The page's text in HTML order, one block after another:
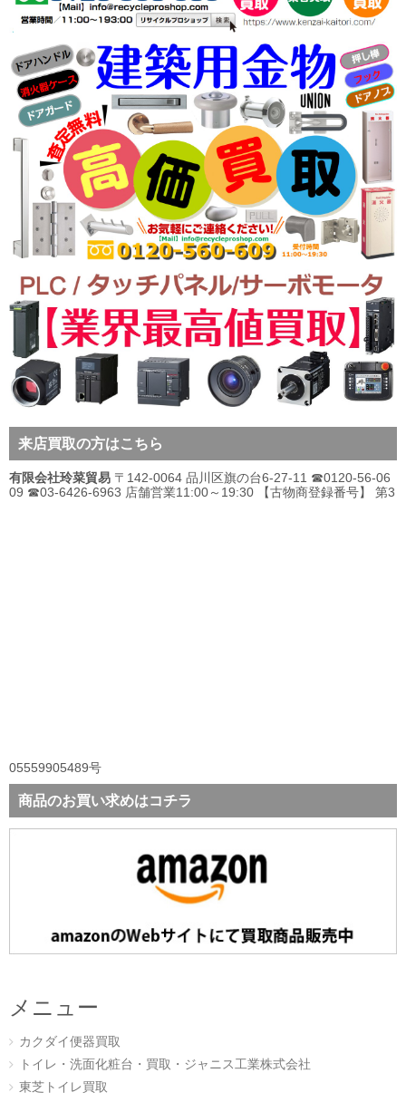
来店買取の方はこちら
有限会社玲菜貿易 〒142-0064 品川区旗の台6-27-11 ☎0120-56-06
09 ☎03-6426-6963 店舗営業11:00～19:30 【古物商登録番号】 第3
05559905489号
商品のお買い求めはコチラ
メニュー
カクダイ便器買取
トイレ・洗面化粧台・買取・ジャニス工業株式会社
東芝トイレ買取